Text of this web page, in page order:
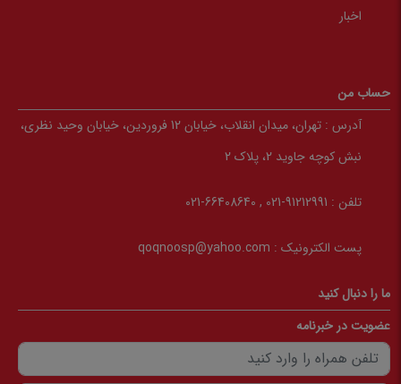
اخبار
حساب من
آدرس :
تهران، میدان انقلاب، خیابان 12 فروردین، خیابان وحید نظری،
نبش کوچه جاوید 2، پلاک 2
تلفن : 91212991-021 , 66408640-021
پست الکترونیک : qoqnoosp@yahoo.com
ما را دنبال کنید
عضویت در خبرنامه